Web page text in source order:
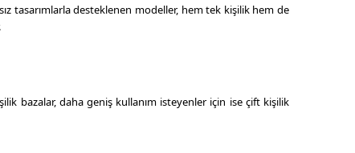
tasarımlarla desteklenen modeller, hem tek kişilik hem de
bazalar, daha geniş kullanım isteyenler için ise çift kişilik